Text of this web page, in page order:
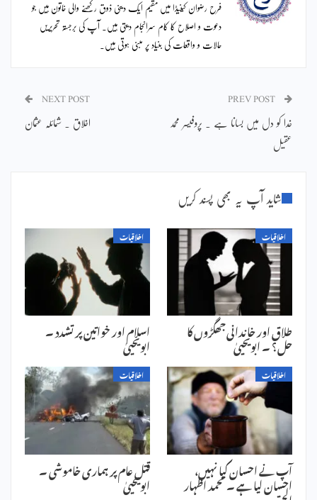
فرح رضوان کینیڈا میں مقیم ایک دینی ذوق رکھنے والی خاتون ہیں جو
دعوت و اصلاح کا کام سرانجام دیتی ہیں۔ آپ کی برجستہ تحریریں
حالات و واقعات کی بنیاد پر مبنی ہوتی ہیں۔
خدا کو دل میں بسانا ہے ۔ پروفیسر محمد
عقیل
NEXT POST
اخلاق ۔ شمائلہ عثمان
شاید آپ یہ بھی پسند کریں
اخلاقیات
طلاق اور خاندانی جھگڑوں کا
حل؟ ۔ ابویحییٰ
اخلاقیات
اسلام اور خواتین پر تشدد ۔
ابویحییٰ
اخلاقیات
آپ نے احسان کیا نہیں،
احسان لیا ہے ۔ محمد اظہار
اخلاقیات
قتل عام پر ہماری خاموشی ۔
ابویحییٰ